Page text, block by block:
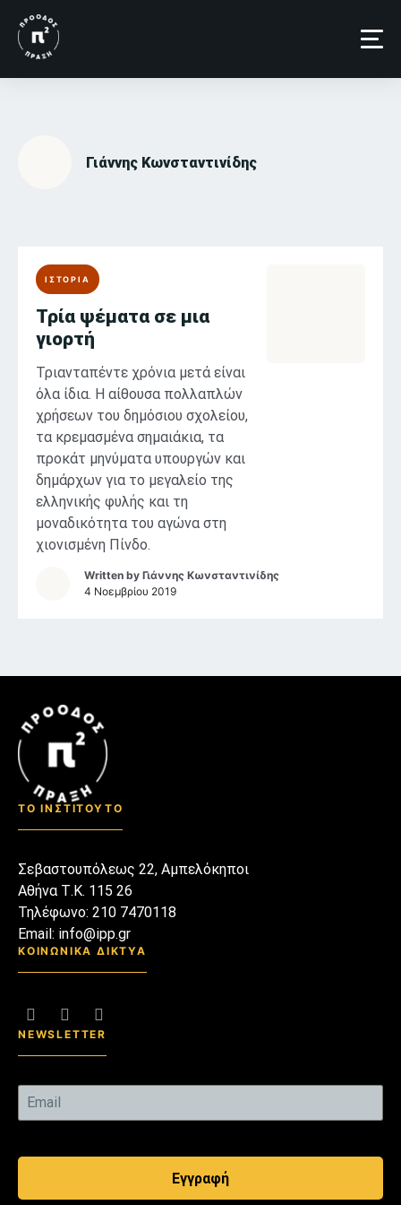
content
Γιάννης Κωνσταντινίδης
ΙΣΤΟΡΙΑ
Τρία ψέματα σε μια
γιορτή
Τριανταπέντε χρόνια μετά είναι
όλα ίδια. Η αίθουσα πολλαπλών
χρήσεων του δημόσιου σχολείου,
τα κρεμασμένα σημαιάκια, τα
προκάτ μηνύματα υπουργών και
δημάρχων για το μεγαλείο της
ελληνικής φυλής και τη
μοναδικότητα του αγώνα στη
χιονισμένη Πίνδο.
Written by Γιάννης Κωνσταντινίδης
4 Νοεμβρίου 2019
ΤΟ ΙΝΣΤΙΤΟΥΤΟ
Σεβαστουπόλεως 22, Αμπελόκηποι
Αθήνα Τ.Κ. 115 26
Τηλέφωνο: 210 7470118
Email: info@ipp.gr
ΚΟΙΝΩΝΙΚΑ ΔΙΚΤΥΑ
NEWSLETTER
Εγγραφή